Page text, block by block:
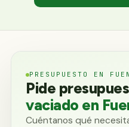
PRESUPUESTO EN
Pide
vaciado en
Cuéntanos qué